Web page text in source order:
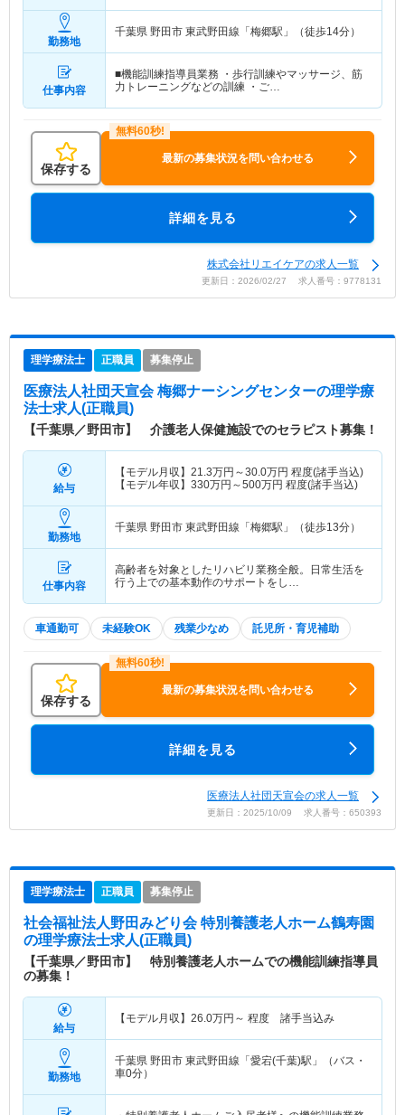
勤務地
千葉県 野田市 東武野田線「梅郷駅」（徒歩14分）
仕事内容
■機能訓練指導員業務 ・歩行訓練やマッサージ、筋
力トレーニングなどの訓練 ・ご…
保存する
最新の募集状況を問い合わせる
詳細を見る
株式会社リエイケアの求人一覧
更新日：2026/02/27 求人番号：9778131
理学療法士 正職員 募集停止
医療法人社団天宣会 梅郷ナーシングセンターの理学療
法士求人(正職員)
【千葉県／野田市】 介護老人保健施設でのセラピスト募集！
給与
【モデル月収】 21.3万円～30.0万円 程度(諸手当込)
【モデル年収】 330万円～500万円 程度(諸手当込)
勤務地
千葉県 野田市 東武野田線「梅郷駅」（徒歩13分）
仕事内容
高齢者を対象としたリハビリ業務全般。日常生活を
行う上での基本動作のサポートをし…
車通勤可 未経験OK 残業少なめ 託児所・育児補助
保存する
最新の募集状況を問い合わせる
詳細を見る
医療法人社団天宣会の求人一覧
更新日：2025/10/09 求人番号：650393
理学療法士 正職員 募集停止
社会福祉法人野田みどり会 特別養護老人ホーム鶴寿園
の理学療法士求人(正職員)
【千葉県／野田市】 特別養護老人ホームでの機能訓練指導員
の募集！
給与
【モデル月収】 26.0万円～ 程度 諸手当込み
勤務地
千葉県 野田市 東武野田線「愛宕(千葉)駅」（バス・
車0分）